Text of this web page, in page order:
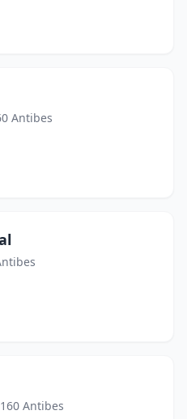
Antibes
Antibes